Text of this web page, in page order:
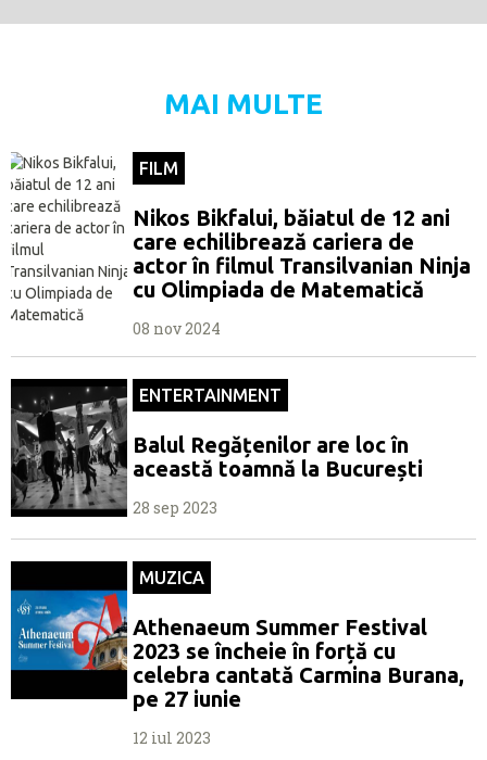
MAI MULTE
FILM
Nikos Bikfalui, băiatul de 12 ani
care echilibrează cariera de
actor în filmul Transilvanian Ninja
cu Olimpiada de Matematică
08 nov 2024
ENTERTAINMENT
Balul Regățenilor are loc în
această toamnă la București
28 sep 2023
MUZICA
Athenaeum Summer Festival
2023 se încheie în forță cu
celebra cantată Carmina Burana,
pe 27 iunie
12 iul 2023